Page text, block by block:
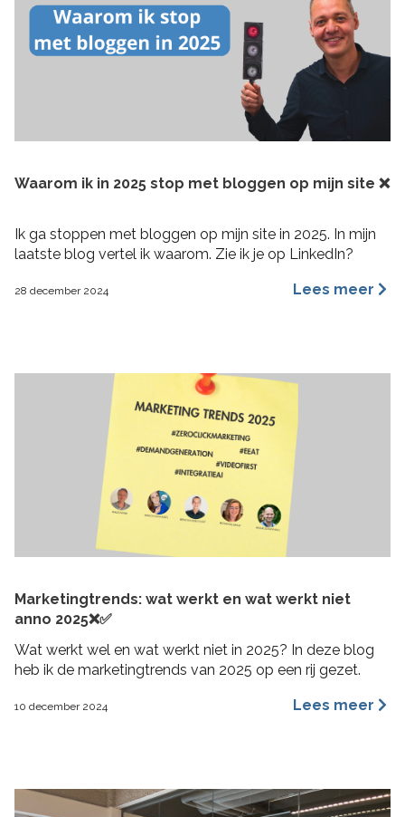
Waarom ik in 2025 stop met bloggen op mijn site ❌
Ik ga stoppen met bloggen op mijn site in 2025. In mijn
laatste blog vertel ik waarom. Zie ik je op LinkedIn?
28 december 2024 Lees meer
Marketingtrends: wat werkt en wat werkt niet
anno 2025❌✅
Wat werkt wel en wat werkt niet in 2025? In deze blog
heb ik de marketingtrends van 2025 op een rij gezet.
10 december 2024 Lees meer